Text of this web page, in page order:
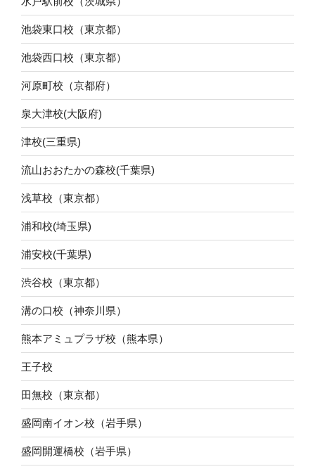
池袋東口校（東京都）
池袋西口校（東京都）
河原町校（京都府）
泉大津校(大阪府)
津校(三重県)
流山おおたかの森校(千葉県)
浅草校（東京都）
浦和校(埼玉県)
浦安校(千葉県)
渋谷校（東京都）
溝の口校（神奈川県）
熊本アミュプラザ校（熊本県）
王子校
田無校（東京都）
盛岡南イオン校（岩手県）
盛岡開運橋校（岩手県）